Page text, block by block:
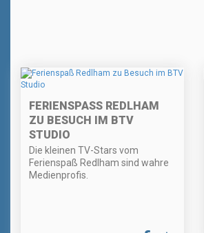
FERIENSPASS REDLHAM Z
U BESUCH IM BTV S
TUDIO
Die kleinen TV-Stars vom
Ferienspaß Redlham sind wahre
Medienprofis.